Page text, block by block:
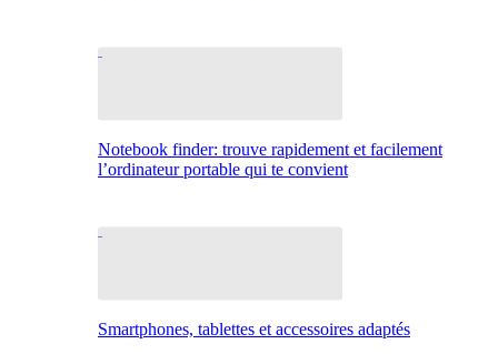
Notebook finder: trouve rapidement et facilement
l’ordinateur portable qui te convient
Smartphones, tablettes et accessoires adaptés